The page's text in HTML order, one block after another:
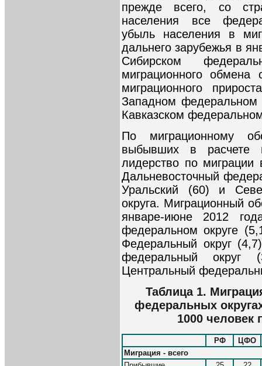
прежде всего, со
населения все
убыль населения в
дальнего зарубежья в
Сибирском
миграционного обмена
миграционного
Западном федеральном
Кавказском
По миграционному
выбывших в расчете
лидерство по
Дальневосточный
Уральский (60) и
округа. Миграционный
январе-июне 2012
федеральном округе
Федеральный округ
федеральный
Центральный
Таблица 1.
федеральных
1000 человек
РФ
ЦФО
Миграция - всего